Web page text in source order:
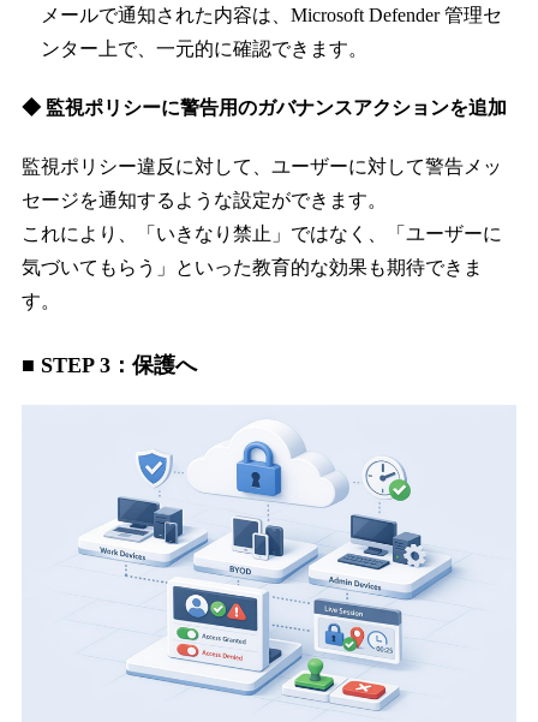
メールで通知された内容は、Microsoft Defender 管理セ
ンター上で、一元的に確認できます。
◆ 監視ポリシーに警告用のガバナンスアクションを追加
監視ポリシー違反に対して、ユーザーに対して警告メッ
セージを通知するような設定ができます。
これにより、「いきなり禁止」ではなく、「ユーザーに
気づいてもらう」といった教育的な効果も期待できま
す。
■ STEP 3：保護へ